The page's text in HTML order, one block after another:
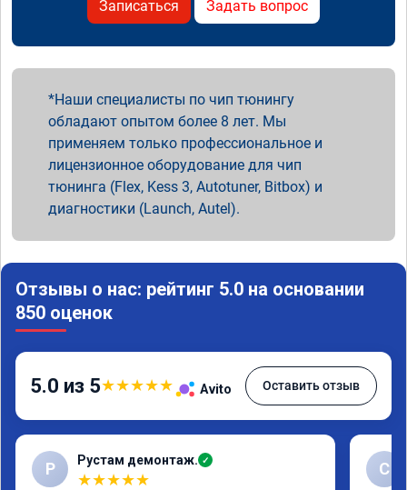
Записаться Задать вопрос
Наши специалисты по чип тюнингу
обладают опытом более 8 лет. Мы
применяем только профессиональное и
лицензионное оборудование для чип
тюнинга (Flex, Kess 3, Autotuner, Bitbox) и
диагностики (Launch, Autel).
Отзывы о нас: рейтинг 5.0 на основании
850 оценок
5.0 из 5★★★★★ Avito Оставить отзыв
Р Рустам демонтаж. ✓
★★★★★
С